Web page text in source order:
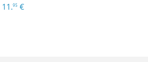
11.95 €